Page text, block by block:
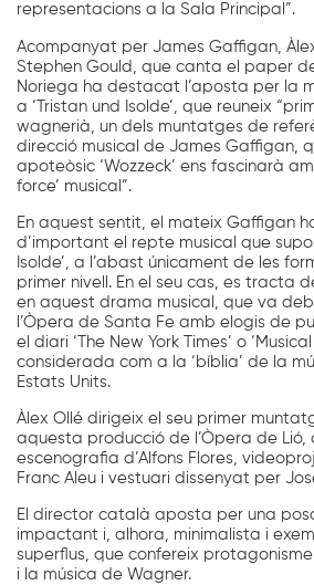
representacions a la Sala Principal”.
Acompanyat per James Gaffigan,
Stephen Gould, que canta el paper
Noriega ha destacat l’aposta per la
a ‘Tristan und Isolde’, que reuneix
wagnerià, un dels muntatges de
direcció musical de James Gaffigan,
apoteòsic ‘Wozzeck’ ens fascinarà
force’ musical”.
En aquest sentit, el mateix Gaffigan
d’important el repte musical que
Isolde’, a l’abast únicament de les
primer nivell. En el seu cas, es tracta
en aquest drama musical, que va
l’Òpera de Santa Fe amb elogis de
el diari ‘The New York Times’ o ‘Musical
considerada com a la ‘bíblia’ de la
Estats Units.
Àlex Ollé dirigeix el seu primer
aquesta producció de l’Òpera de
escenografia d’Alfons Flores,
Franc Aleu i vestuari dissenyat per
El director català aposta per una
impactant i, alhora, minimalista i
superflus, que confereix
i la música de Wagner.